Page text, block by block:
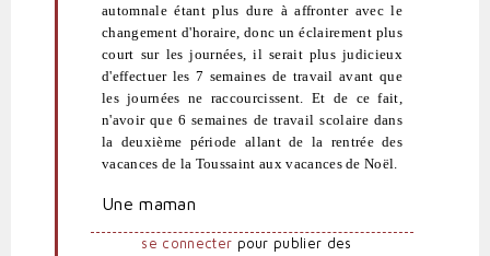
blob
(non
vérifié)
automnale étant plus dure à affronter avec le
changement d'horaire, donc un éclairement plus
court sur les journées, il serait plus judicieux
d'effectuer les 7 semaines de travail avant que
les journées ne raccourcissent. Et de ce fait,
n'avoir que 6 semaines de travail scolaire dans
la deuxième période allant de la rentrée des
vacances de la Toussaint aux vacances de Noël.
Une maman
se connecter pour publier des